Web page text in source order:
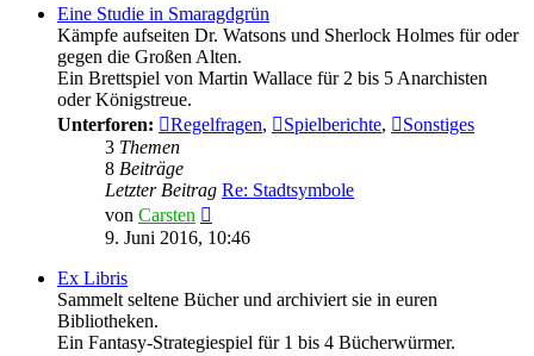
Eine Studie in Smaragdgrün
Kämpfe aufseiten Dr. Watsons und Sherlock Holmes für oder
gegen die Großen Alten.
Ein Brettspiel von Martin Wallace für 2 bis 5 Anarchisten
oder Königstreue.
Unterforen:
Regelfragen, Spielberichte,
Sonstiges
3 Themen
8 Beiträge
Letzter Beitrag Re: Stadtsymbole
von Carsten
Beitrag
9. Juni 2016, 10:46
Ex Libris
Sammelt seltene Bücher und archiviert sie in euren
Bibliotheken.
Ein Fantasy-Strategiespiel für 1 bis 4 Bücherwürmer.